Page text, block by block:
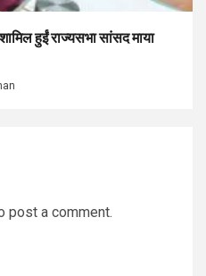
हुईं राज्यसभा सांसद माया
post a comment.